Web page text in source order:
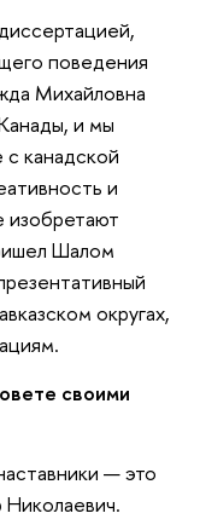
поведения
Михайловна
и мы
канадской
и
изобретают
Шалом
округах,
своими
— это